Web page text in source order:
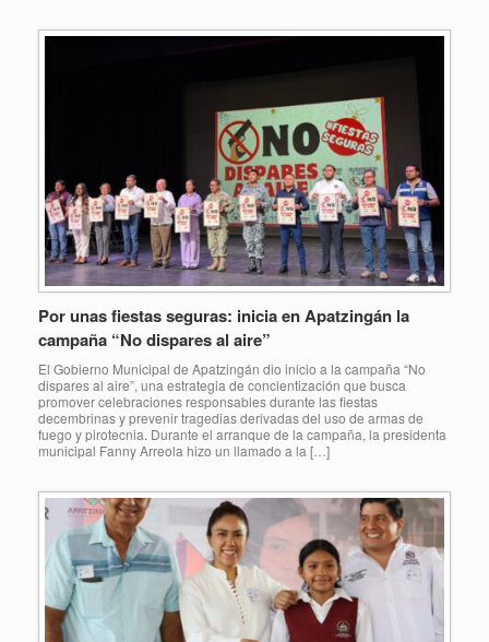
Por unas fiestas seguras: inicia en Apatzingán la
campaña “No dispares al aire”
El Gobierno Municipal de Apatzingán dio inicio a la campaña “No
dispares al aire”, una estrategia de concientización que busca
promover celebraciones responsables durante las fiestas
decembrinas y prevenir tragedias derivadas del uso de armas de
fuego y pirotecnia. Durante el arranque de la campaña, la presidenta
municipal Fanny Arreola hizo un llamado a la […]